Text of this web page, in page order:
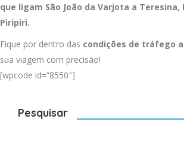
que ligam São João da Varjota a Teresina,
Piripiri.
Fique por dentro das condições de tráfego
sua viagem com precisão!
[wpcode id=”8550″]
Pesquisar